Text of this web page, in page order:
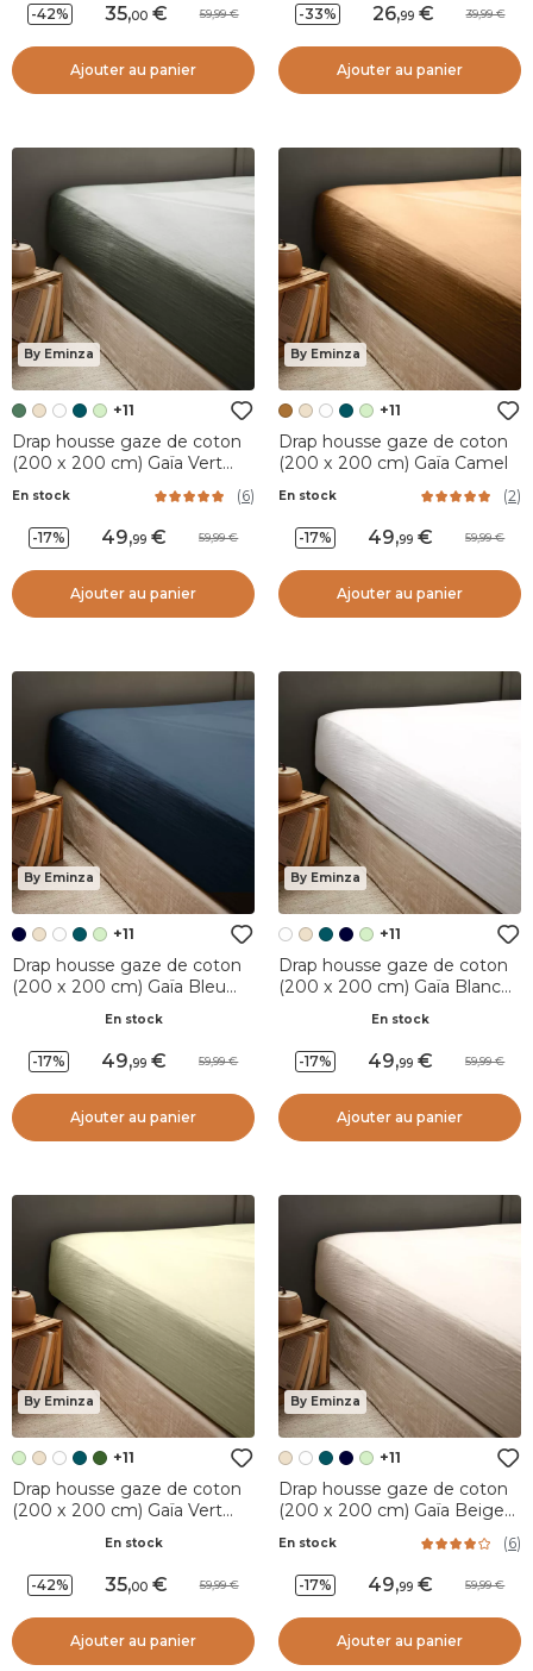
-42% 35,00 59,99
Ajouter au panier
-33% 26,99 39,99
Ajouter au panier
By Eminza
+11
Drap housse gaze de coton
(200 x 200 cm) Gaïa Vert
En stock (6)
-17% 49,99 59,99
Ajouter au panier
By Eminza
+11
Drap housse gaze de coton
(200 x 200 cm) Gaïa Camel
En stock (2)
-17% 49,99 59,99
Ajouter au panier
By Eminza
+11
Drap housse gaze de coton
(200 x 200 cm) Gaïa Bleu
En stock
-17% 49,99 59,99
Ajouter au panier
By Eminza
+11
Drap housse gaze de coton
(200 x 200 cm) Gaïa Blanc
En stock
-17% 49,99 59,99
Ajouter au panier
By Eminza
+11
Drap housse gaze de coton
(200 x 200 cm) Gaïa Vert
En stock
-42% 35,00 59,99
Ajouter au panier
By Eminza
+11
Drap housse gaze de coton
(200 x 200 cm) Gaïa Beige
En stock (6)
-17% 49,99 59,99
Ajouter au panier